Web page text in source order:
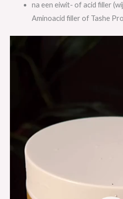
na een eiwit- of acid filler
Aminoacid filler of Tashe